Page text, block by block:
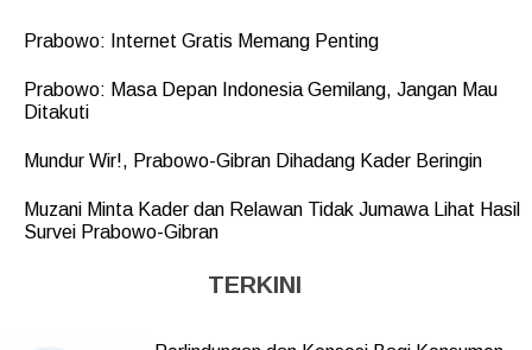
Prabowo: Internet Gratis Memang Penting
Prabowo: Masa Depan Indonesia Gemilang, Jangan Mau
Ditakuti
Mundur Wir!, Prabowo-Gibran Dihadang Kader Beringin
Muzani Minta Kader dan Relawan Tidak Jumawa Lihat Hasil
Survei Prabowo-Gibran
TERKINI